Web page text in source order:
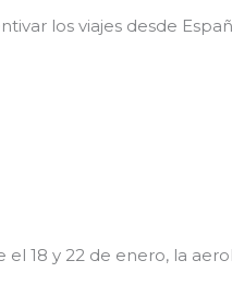
los viajes desde
18 y 22 de enero, la